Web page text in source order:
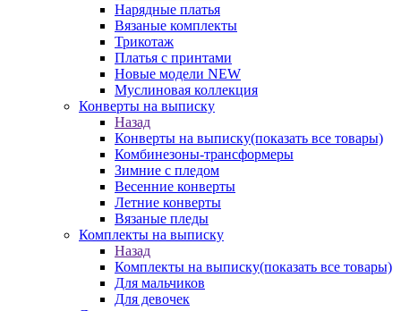
Нарядные платья
Вязаные комплекты
Трикотаж
Платья с принтами
Новые модели NEW
Муслиновая коллекция
Конверты на выписку
Назад
Конверты на выписку(показать все товары)
Комбинезоны-трансформеры
Зимние с пледом
Весенние конверты
Летние конверты
Вязаные пледы
Комплекты на выписку
Назад
Комплекты на выписку(показать все товары)
Для мальчиков
Для девочек